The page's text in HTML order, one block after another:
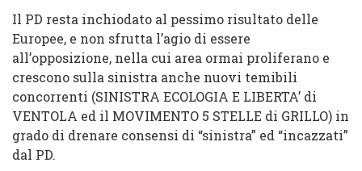
Il PD resta inchiodato al pessimo risultato delle
Europee, e non sfrutta l’agio di essere
all’opposizione, nella cui area ormai proliferano e
crescono sulla sinistra anche nuovi temibili
concorrenti (SINISTRA ECOLOGIA E LIBERTA’ di
VENTOLA ed il MOVIMENTO 5 STELLE di GRILLO) in
grado di drenare consensi di “sinistra” ed “incazzati”
dal PD.